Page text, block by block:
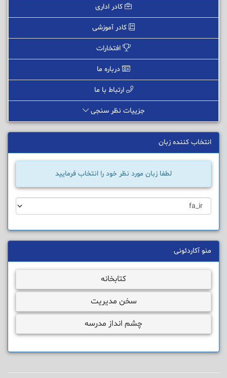
کادر اداری
کادر آموزشی
افتخارات
درباره ما
ارتباط با ما
جزییات نظر سنجی
انتخاب کننده زبان
لطفا زبان مورد نظر خود را انتخاب فرمایید
منو آکاردئونی
کتابخانه
سخن مدیریت
چشم انداز مدرسه